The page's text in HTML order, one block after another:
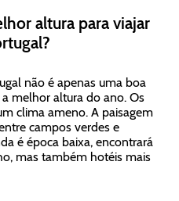
altura para viajar
não é apenas uma boa
melhor altura do ano. Os
clima ameno. A paisagem
campos verdes e
é época baixa, encontrará
mas também hotéis mais